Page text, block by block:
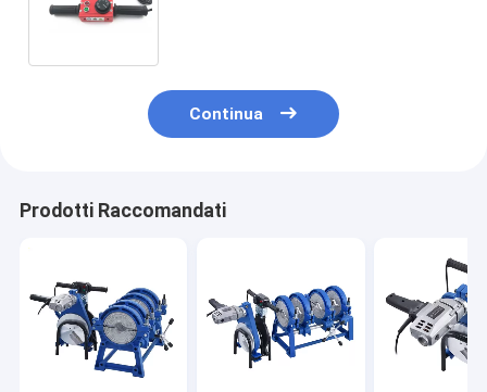
Continua
Prodotti Raccomandati